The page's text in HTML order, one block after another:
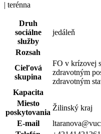
| terénna
Druh
sociálne
služby
jedáleň
Rozsah
Cieľová
skupina
FO v krízovej
zdravotným
zdravotným
Kapacita
Miesto
poskytovania
Žilinský kraj
E-mail